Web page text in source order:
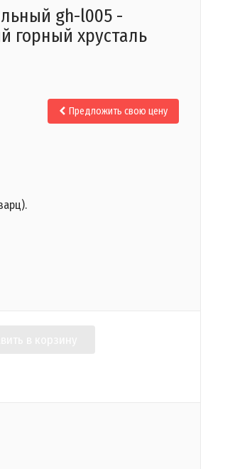
gh-l005 -
горный хрусталь
Предложить свою цену